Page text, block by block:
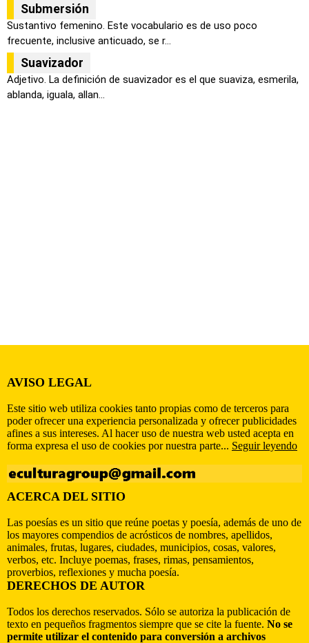
Submersión
Sustantivo femenino. Este vocabulario es de uso poco
frecuente, inclusive anticuado, se r...
Suavizador
Adjetivo. La definición de suavizador es el que suaviza, esmerila,
ablanda, iguala, allan...
AVISO LEGAL
Este sitio web utiliza cookies tanto propias como de terceros para
poder ofrecer una experiencia personalizada y ofrecer publicidades
afines a sus intereses. Al hacer uso de nuestra web usted acepta en
forma expresa el uso de cookies por nuestra parte... Seguir leyendo
ACERCA DEL SITIO
Las poesías es un sitio que reúne poetas y poesía, además de uno de
los mayores compendios de acrósticos de nombres, apellidos,
animales, frutas, lugares, ciudades, municipios, cosas, valores,
verbos, etc. Incluye poemas, frases, rimas, pensamientos,
proverbios, reflexiones y mucha poesía.
DERECHOS DE AUTOR
Todos los derechos reservados. Sólo se autoriza la publicación de
texto en pequeños fragmentos siempre que se cite la fuente. No se
permite utilizar el contenido para conversión a archivos